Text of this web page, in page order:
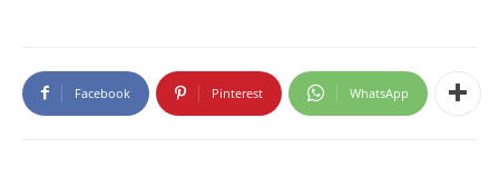
Facebook Pinterest WhatsApp